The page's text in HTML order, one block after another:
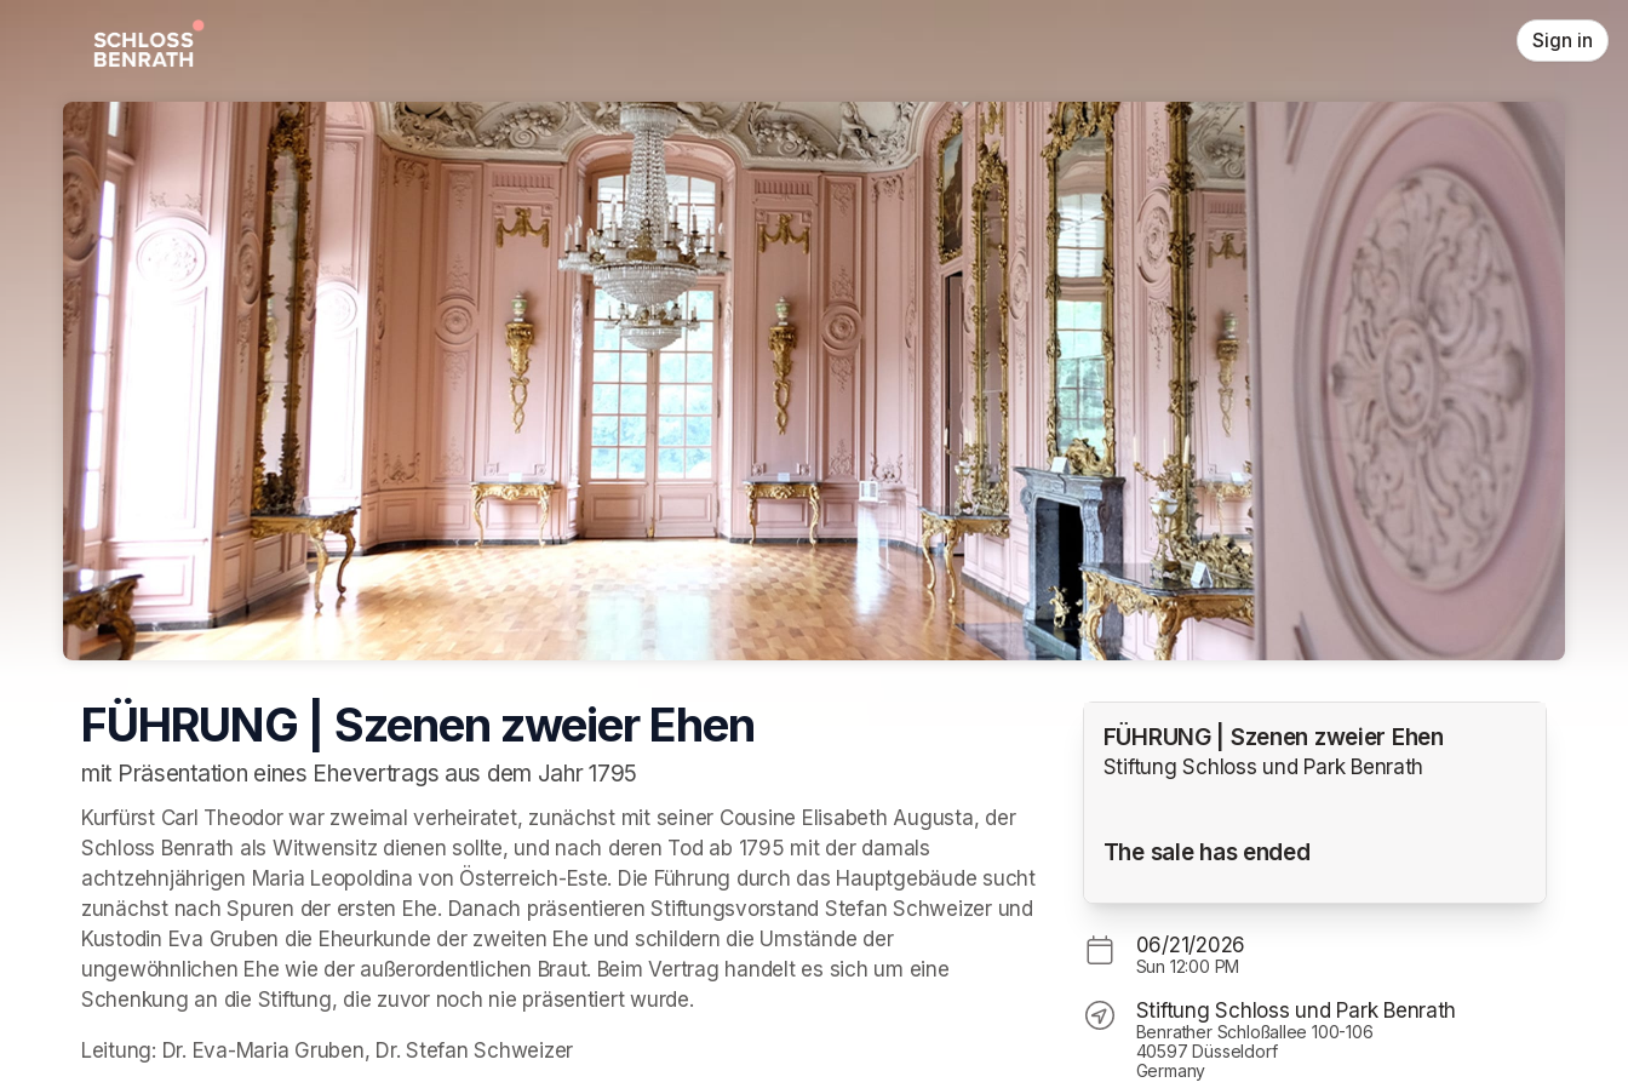
Sign in
FÜHRUNG | Szenen zweier Ehen
mit Präsentation eines Ehevertrags aus dem Jahr 1795
Kurfürst Carl Theodor war zweimal verheiratet, zunächst mit seiner Cousine Elisabeth Augusta, der
Schloss Benrath als Witwensitz dienen sollte, und nach deren Tod ab 1795 mit der damals
achtzehnjährigen Maria Leopoldina von Österreich-Este. Die Führung durch das Hauptgebäude sucht
zunächst nach Spuren der ersten Ehe. Danach präsentieren Stiftungsvorstand Stefan Schweizer und
Kustodin Eva Gruben die Eheurkunde der zweiten Ehe und schildern die Umstände der
ungewöhnlichen Ehe wie der außerordentlichen Braut. Beim Vertrag handelt es sich um eine
Schenkung an die Stiftung, die zuvor noch nie präsentiert wurde.
Leitung: Dr. Eva-Maria Gruben, Dr. Stefan Schweizer
FÜHRUNG | Szenen zweier Ehen
Stiftung Schloss und Park Benrath
The sale has ended
06/21/2026
Sun 12:00 PM
Stiftung Schloss und Park Benrath
Benrather Schloßallee 100-106
40597 Düsseldorf
Germany